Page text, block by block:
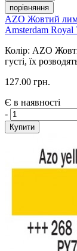
порівняння
AZO Жовтий
Amsterdam Royal
Колір: AZO
густі, їх
127.00 грн.
Є в наявності
-
Купити